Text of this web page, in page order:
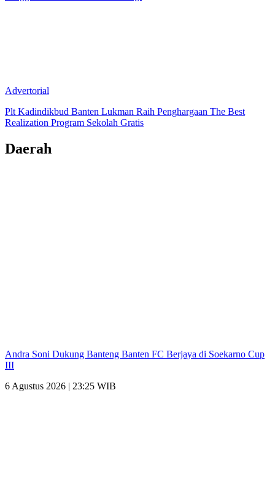
Advertorial
Plt Kadindikbud Banten Lukman Raih Penghargaan The Best
Realization Program Sekolah Gratis
Daerah
Andra Soni Dukung Banteng Banten FC Berjaya di Soekarno Cup
III
6 Agustus 2026 | 23:25 WIB